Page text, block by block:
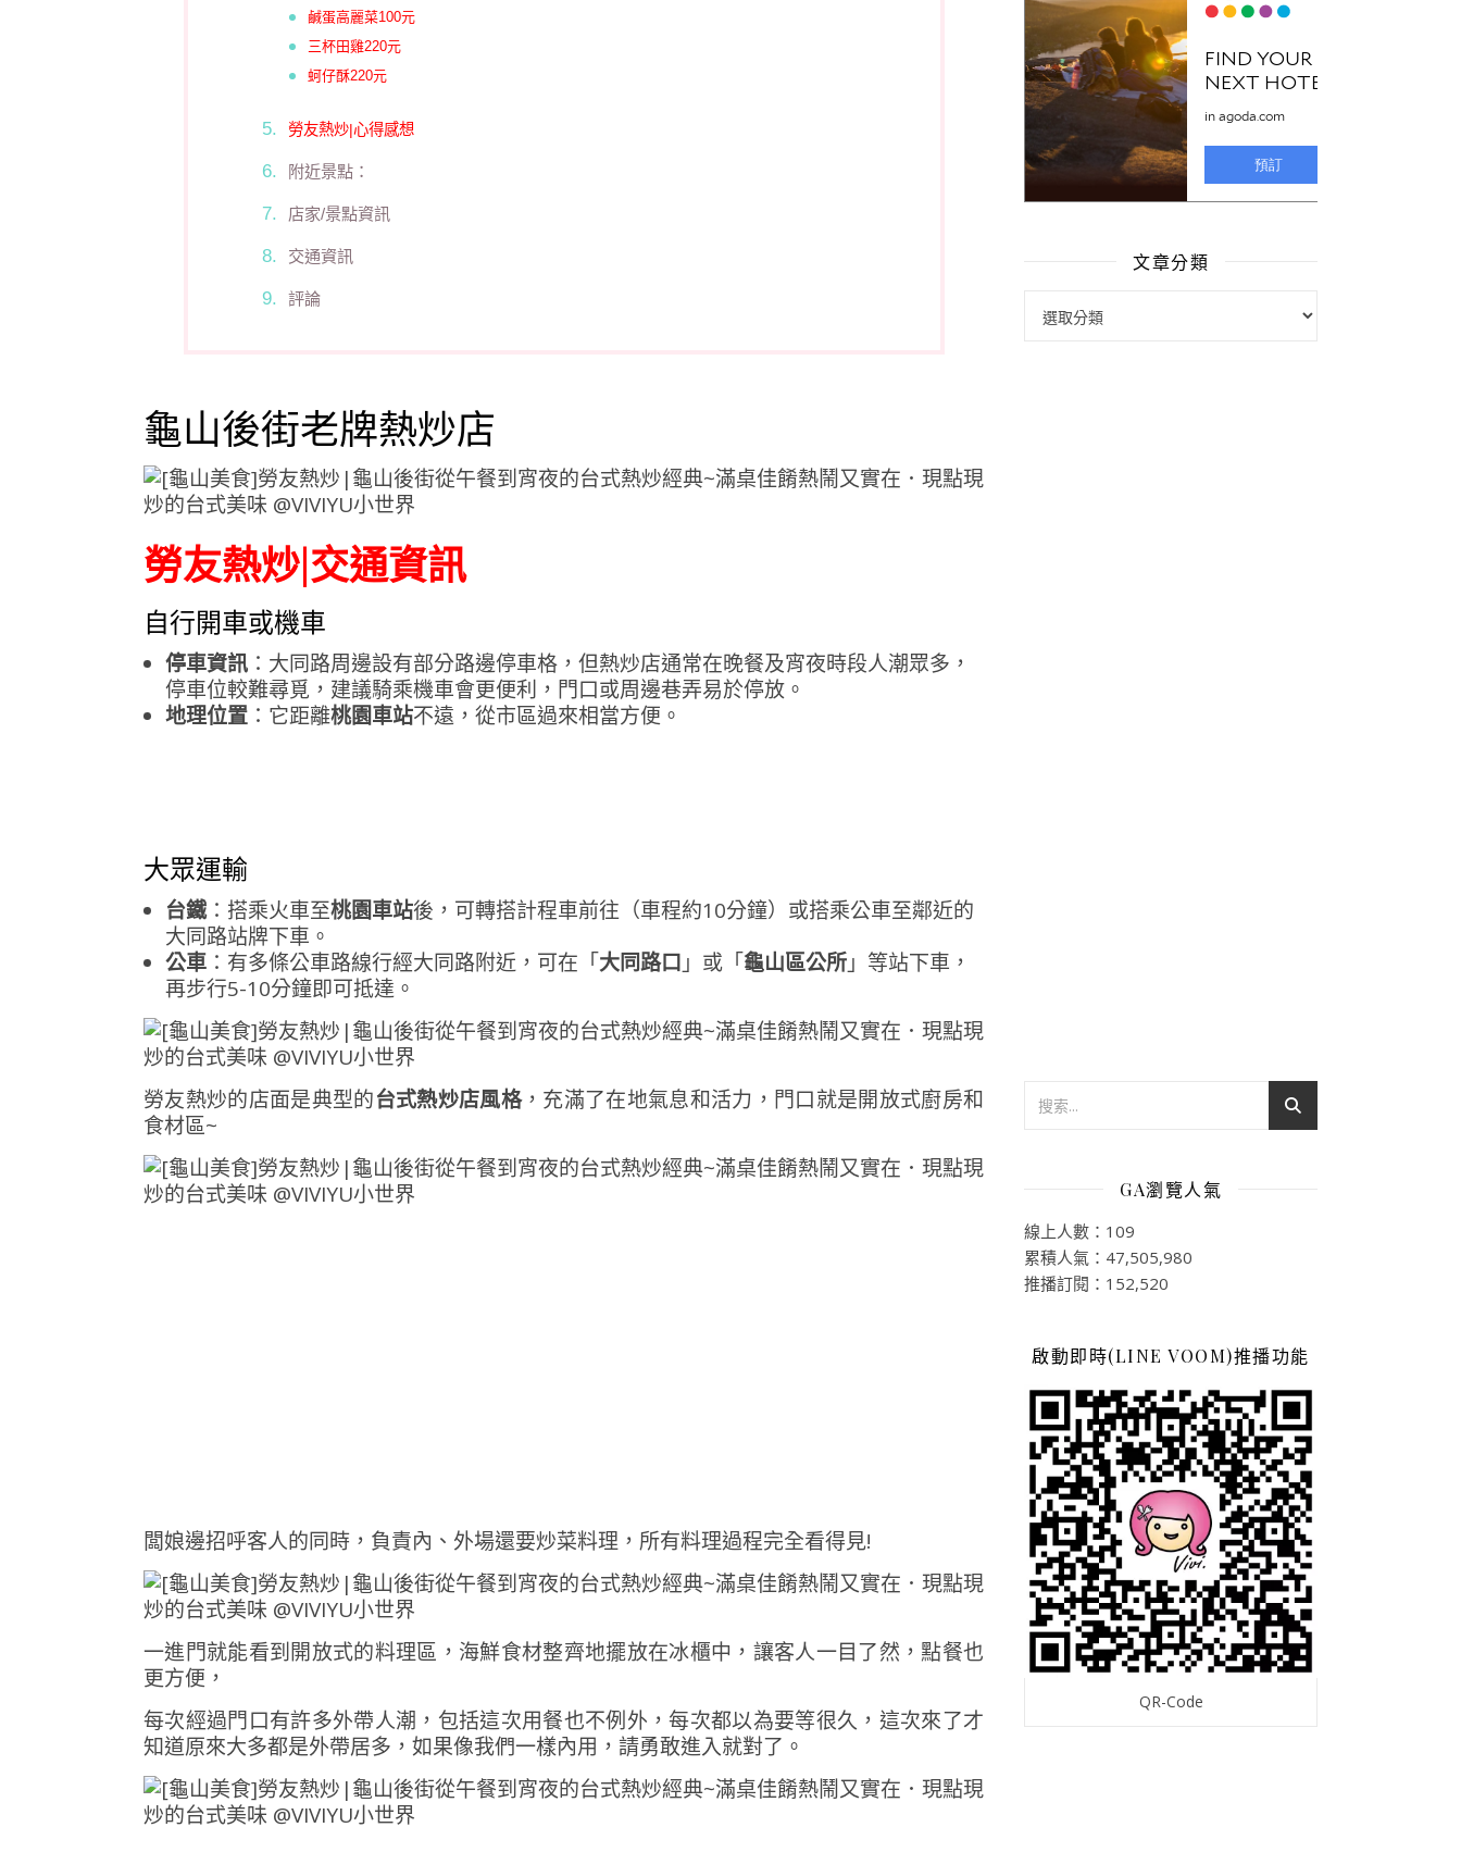
鹹蛋高麗菜100元
三杯田雞220元
蚵仔酥220元
勞友熱炒|心得感想
附近景點：
店家/景點資訊
交通資訊
評論
龜山後街老牌熱炒店
勞友熱炒|交通資訊
自行開車或機車
停車資訊 ：大同路周邊設有部分路邊停車格，但熱炒店通常在晚餐及宵夜時段人潮眾多，
停車位較難尋覓，建議騎乘機車會更便利，門口或周邊巷弄易於停放。
地理位置 ：它距離桃園車站不遠，從市區過來相當方便。
大眾運輸
台鐵：搭乘火車至桃園車站後，可轉搭計程車前往（車程約10分鐘）或搭乘公車至鄰近的
大同路站牌下車。
公車 ：有多條公車路線行經大同路附近，可在「大同路口」或「龜山區公所」等站下車，
再步行5-10分鐘即可抵達。
勞友熱炒的店面是典型的台式熱炒店風格，充滿了在地氣息和活力，門口就是開放式廚房和
食材區~
闆娘邊招呼客人的同時，負責內、外場還要炒菜料理，所有料理過程完全看得見!
一進門就能看到開放式的料理區，海鮮食材整齊地擺放在冰櫃中，讓客人一目了然，點餐也
更方便，
每次經過門口有許多外帶人潮，包括這次用餐也不例外，每次都以為要等很久，這次來了才
知道原來大多都是外帶居多，如果像我們一樣內用，請勇敢進入就對了。
文章分類
GA瀏覽人氣
線上人數：109
累積人氣：47,505,980
推播訂閱：152,520
啟動即時(LINE VOOM)推播功能
QR-Code